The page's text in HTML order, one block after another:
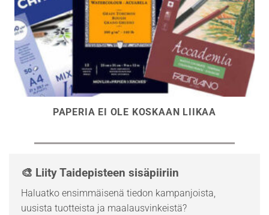
PAPERIA EI OLE KOSKAAN LIIKAA
🎨 Liity Taidepisteen sisäpiiriin
Haluatko ensimmäisenä tiedon kampanjoista,
uusista tuotteista ja maalausvinkeistä?